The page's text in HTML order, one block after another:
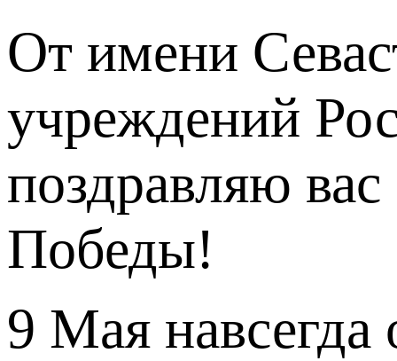
От имени
учреждений
поздравляю
Победы!
9 Мая навсегда